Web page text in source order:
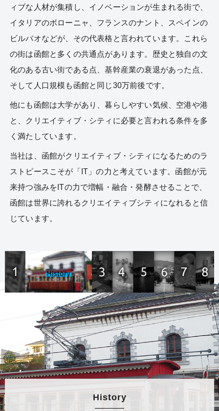
ィブな人材が集積し、イノベーションが生まれる街で、
イタリアのボローニャ、フランスのナント、スペインの
ビルバオなどが、その代表格と言われています。これら
の街は函館と多くの共通点があります。歴史と独自の文
化のある古い街である点、基幹産業の衰退があった点、
そして人口規模も函館と同じ30万前後です。
他にも函館は大学があり、暮らしやすい気候、空港や港
と、クリエイティブ・シティに必要と言われる条件を多
く満たしています。
当社は、函館がクリエイティブ・シティになるためのラ
ストピースこそが「IT」の力と考えています。函館が元
来持つ強みをITの力で増幅・融合・発酵させることで、
函館は世界に誇れるクリエイティブシティになれると信
じています。
History